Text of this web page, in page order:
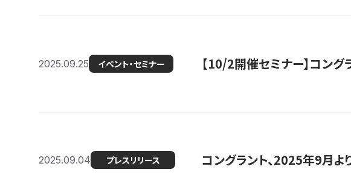
2025.09.25 イベント・セミナー 【10/2開催セミナー】コン
2025.09.04 プレスリリース コングラント、2025年9月よ